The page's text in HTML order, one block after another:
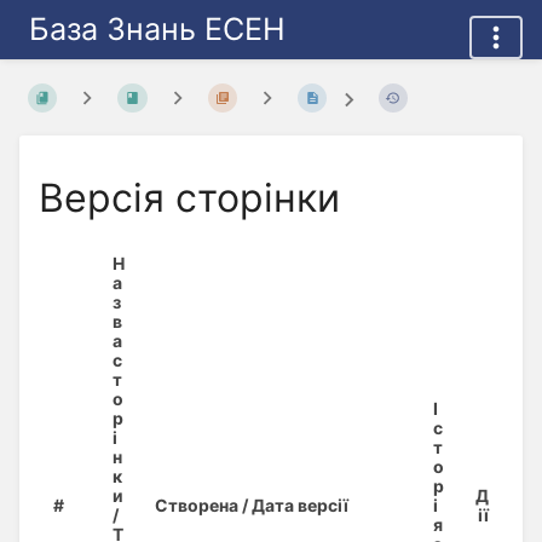
База Знань ЕСЕН
Версія сторінки
#
Н
а
з
в
а
с
т
о
р
і
н
к
и
/
Т
Створена / Дата версії
І
с
т
о
р
і
я
Д
ії